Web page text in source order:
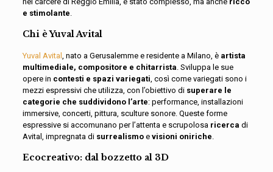
e stimolante.
Chi è Yuval Avital
Yuval Avital , nato a Gerusalemme e residente a Milano, è artista
multimediale, compositore e chitarrista. Sviluppa le sue
opere in contesti e spazi variegati, così come variegati sono i
mezzi espressivi che utilizza, con l’obiettivo di superare le
categorie che suddividono l’arte: performance, installazioni
immersive, concerti, pittura, sculture sonore. Queste forme
espressive si accomunano per l’attenta e scrupolosa ricerca di
Avital, impregnata di surrealismo e visioni oniriche.
Ecocreativo: dal bozzetto al 3D